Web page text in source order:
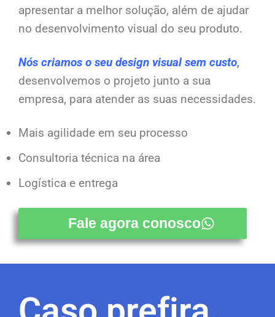
apresentar a melhor solução, além de ajudar
no desenvolvimento visual do seu produto.
Nós criamos o seu design visual sem custo,
desenvolvemos o projeto junto a sua
empresa, para atender as suas necessidades.
Mais agilidade em seu processo
Consultoria técnica na área
Logística e entrega
Fale agora conosco